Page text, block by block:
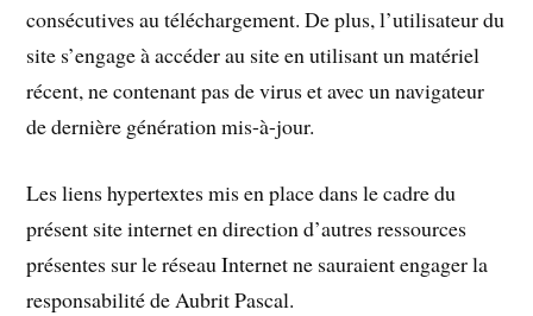
consécutives au téléchargement. De plus, l’utilisateur du
site s’engage à accéder au site en utilisant un matériel
récent, ne contenant pas de virus et avec un navigateur
de dernière génération mis-à-jour.
Les liens hypertextes mis en place dans le cadre du
présent site internet en direction d’autres ressources
présentes sur le réseau Internet ne sauraient engager la
responsabilité de Aubrit Pascal.